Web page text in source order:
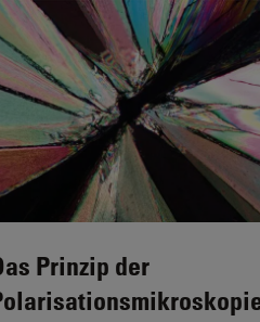
Prinzip der